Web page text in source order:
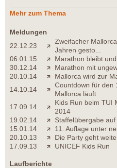
Mehr zum Thema
Meldungen
22.12.23
Zweifacher
Jahren gesto...
06.01.15
Marathon bleibt
30.12.14
Marathon mit
20.10.14
Mallorca wird zur
14.10.14
Countdown für den
Mallorca läuft
17.09.14
Kids Run beim TUI
2014
19.02.14
Staffelübergabe
15.01.14
11. Auflage unter
20.10.13
Die Party geht
17.09.13
UNICEF Kids Run
Laufberichte